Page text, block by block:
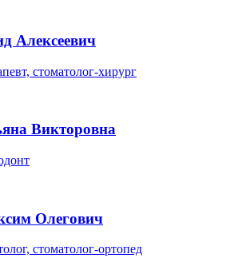
Алексеевич
стоматолог-хирург
Викторовна
Олегович
стоматолог-ортопед